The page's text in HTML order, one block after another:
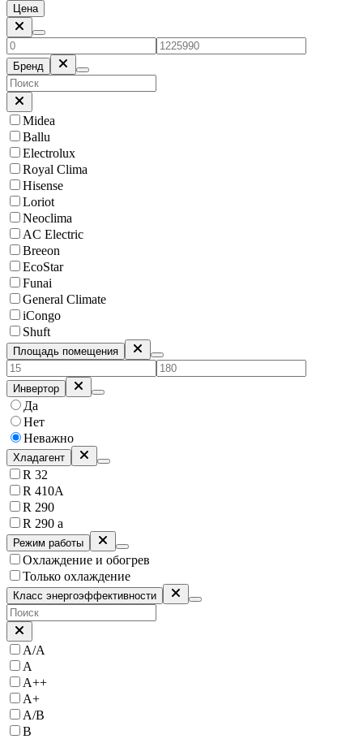
Цена
Бренд
Midea
Ballu
Electrolux
Royal Clima
Hisense
Loriot
Neoclima
AC Electric
Breeon
EcoStar
Funai
General Climate
iCongo
Shuft
Площадь помещения
Инвертор
Да
Нет
Неважно
Хладагент
R 32
R 410A
R 290
R 290 a
Режим работы
Охлаждение и обогрев
Только охлаждение
Класс энергоэффективности
A/A
A
A++
A+
A/B
B